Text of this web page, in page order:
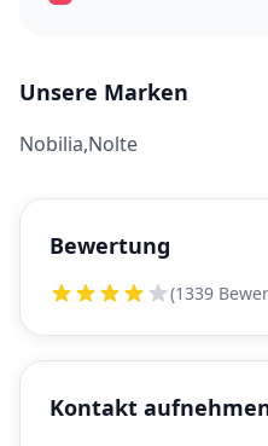
Unsere Marken
Nobilia,Nolte
Bewertung
(1339
Kontakt